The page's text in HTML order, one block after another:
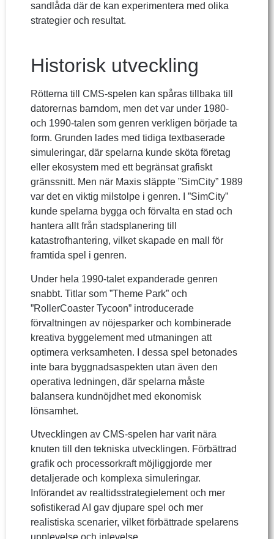
sandlåda där de kan experimentera med olika
strategier och resultat.
Historisk utveckling
Rötterna till CMS-spelen kan spåras tillbaka till
datorernas barndom, men det var under 1980-
och 1990-talen som genren verkligen började ta
form. Grunden lades med tidiga textbaserade
simuleringar, där spelarna kunde sköta företag
eller ekosystem med ett begränsat grafiskt
gränssnitt. Men när Maxis släppte ”SimCity” 1989
var det en viktig milstolpe i genren. I ”SimCity”
kunde spelarna bygga och förvalta en stad och
hantera allt från stadsplanering till
katastrofhantering, vilket skapade en mall för
framtida spel i genren.
Under hela 1990-talet expanderade genren
snabbt. Titlar som ”Theme Park” och
”RollerCoaster Tycoon” introducerade
förvaltningen av nöjesparker och kombinerade
kreativa byggelement med utmaningen att
optimera verksamheten. I dessa spel betonades
inte bara byggnadsaspekten utan även den
operativa ledningen, där spelarna måste
balansera kundnöjdhet med ekonomisk
lönsamhet.
Utvecklingen av CMS-spelen har varit nära
knuten till den tekniska utvecklingen. Förbättrad
grafik och processorkraft möjliggjorde mer
detaljerade och komplexa simuleringar.
Införandet av realtidsstrategielement och mer
sofistikerad AI gav djupare spel och mer
realistiska scenarier, vilket förbättrade spelarens